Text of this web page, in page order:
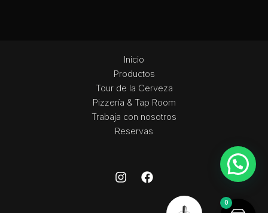
Inicio
Productos
Tour de la Cerveza
Pizzería & Tap Room
Trabaja con nosotros
Reservas
0